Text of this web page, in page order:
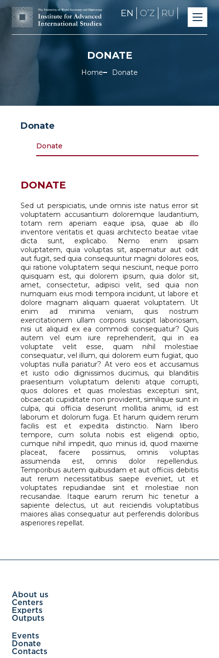
EN OʼZ RU
DONATE
Home Donate
Donate
Donate
DONATE
Sed ut perspiciatis, unde omnis iste natus error sit
voluptatem accusantium doloremque laudantium,
totam rem aperiam eaque ipsa, quae ab illo
inventore veritatis et quasi architecto beatae vitae
dicta sunt, explicabo. Nemo enim ipsam
voluptatem, quia voluptas sit, aspernatur aut odit
aut fugit, sed quia consequuntur magni dolores eos,
qui ratione voluptatem sequi nesciunt, neque porro
quisquam est, qui dolorem ipsum, quia dolor sit,
amet, consectetur, adipisci velit, sed quia non
numquam eius modi tempora incidunt, ut labore et
dolore magnam aliquam quaerat voluptatem. Ut
enim ad minima veniam, quis nostrum
exercitationem ullam corporis suscipit laboriosam,
nisi ut aliquid ex ea commodi consequatur? Quis
autem vel eum iure reprehenderit, qui in ea
voluptate velit esse, quam nihil molestiae
consequatur, vel illum, qui dolorem eum fugiat, quo
voluptas nulla pariatur? At vero eos et accusamus
et iusto odio dignissimos ducimus, qui blanditiis
praesentium voluptatum deleniti atque corrupti,
quos dolores et quas molestias excepturi sint,
obcaecati cupiditate non provident, similique sunt in
culpa, qui officia deserunt mollitia animi, id est
laborum et dolorum fuga. Et harum quidem rerum
facilis est et expedita distinctio. Nam libero
tempore, cum soluta nobis est eligendi optio,
cumque nihil impedit, quo minus id, quod maxime
placeat, facere possimus, omnis voluptas
assumenda est, omnis dolor repellendus.
Temporibus autem quibusdam et aut officiis debitis
aut rerum necessitatibus saepe eveniet, ut et
voluptates repudiandae sint et molestiae non
recusandae. Itaque earum rerum hic tenetur a
sapiente delectus, ut aut reiciendis voluptatibus
maiores alias consequatur aut perferendis doloribus
asperiores repellat.
About us
Centers
Experts
Outputs
Events
Donate
Contacts